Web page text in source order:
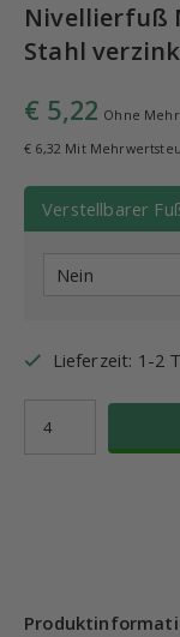
Nivellierfuß
Stahl
€ 5,22 Ohne
€ 6,32 Mit
Verstellbarer
Lieferzeit: 1-2